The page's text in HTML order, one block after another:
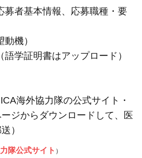
募者基本情報、応募職種・要
機）
語学証明書はアップロード）
海外協力隊の公式サイト・
ジからダウンロードして、医
）
隊公式サイト ）